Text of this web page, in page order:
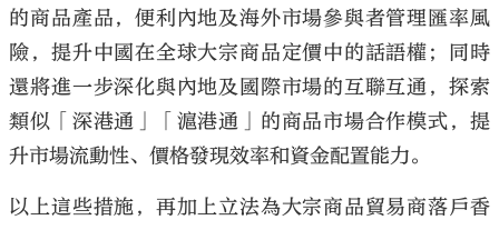
的商品產品，便利內地及海外市場參與者管理匯率風
險，提升中國在全球大宗商品定價中的話語權；同時
還將進一步深化與內地及國際市場的互聯互通，探索
類似「深港通」「滬港通」的商品市場合作模式，提
升市場流動性、價格發現效率和資金配置能力。
以上這些措施，再加上立法為大宗商品貿易商落戶香